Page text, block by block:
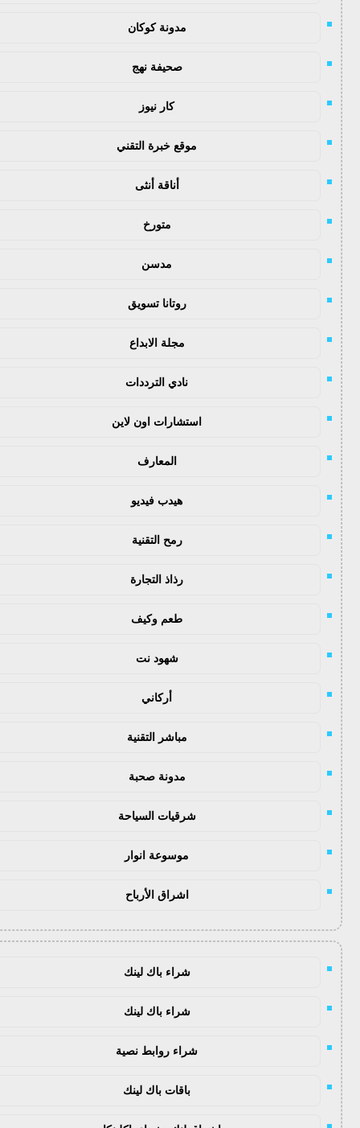
مدونة كوكان
صحيفة نهج
كار نيوز
موقع خبرة التقني
أناقة أنثى
متورخ
مدسن
روتانا تسويق
مجلة الابداع
نادي الترددات
استشارات اون لاين
المعارف
هيدب فيديو
رمح التقنية
رذاذ التجارة
طعم وكيف
شهود نت
أركاني
مباشر التقنية
مدونة صحبة
شرقيات السياحة
موسوعة انوار
اشراق الأرباح
شراء باك لينك
شراء باك لينك
شراء روابط نصية
باقات باك لينك